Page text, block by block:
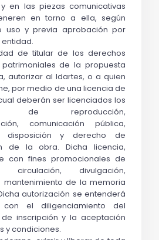
en las piezas comunicativas
en torno a ella, según
uso y previa aprobación por
de titular de los derechos
de la propuesta
autorizar al Idartes, o a quien
por medio de una licencia de
deberán ser licenciados los
de reproducción,
comunicación pública,
disposición y derecho de
de la obra. Dicha licencia,
con fines promocionales de
circulación, divulgación,
mantenimiento de la memoria
autorización se entenderá
con el diligenciamiento del
inscripción y la aceptación
y condiciones.